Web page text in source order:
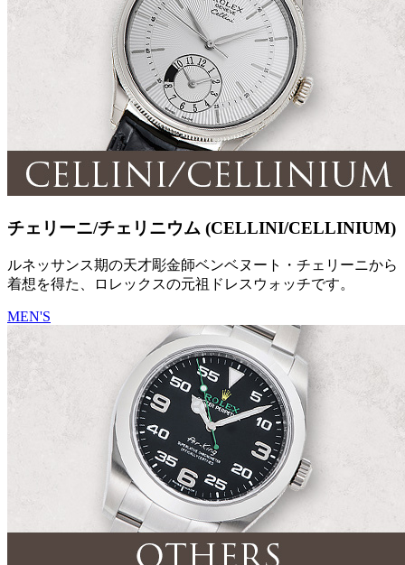
チェリーニ/チェリニウム (CELLINI/CELLINIUM)
ルネッサンス期の天才彫金師ベンベヌート・チェリーニから
着想を得た、ロレックスの元祖ドレスウォッチです。
MEN'S